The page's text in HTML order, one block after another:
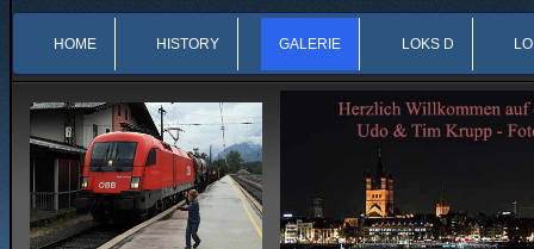
HOME HISTORY GALERIE LOKS D